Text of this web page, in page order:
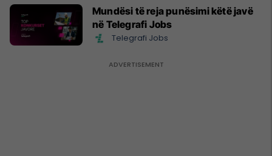
Mundësi të reja punësimi këtë javë
në Telegrafi Jobs
Telegrafi Jobs